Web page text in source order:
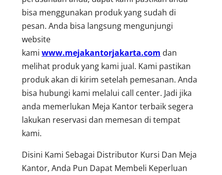
bisa menggunakan produk yang sudah di
pesan. Anda bisa langsung mengunjungi
website
kami www.mejakantorjakarta.com dan
melihat produk yang kami jual. Kami pastikan
produk akan di kirim setelah pemesanan. Anda
bisa hubungi kami melalui call center. Jadi jika
anda memerlukan Meja Kantor terbaik segera
lakukan reservasi dan memesan di tempat
kami.
Disini Kami Sebagai Distributor Kursi Dan Meja
Kantor, Anda Pun Dapat Membeli Keperluan